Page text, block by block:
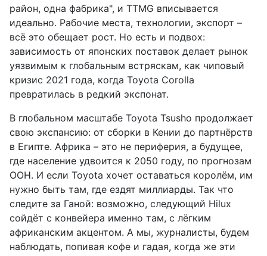
район, одна фабрика", и TTMG вписывается
идеально. Рабочие места, технологии, экспорт –
всё это обещает рост. Но есть и подвох:
зависимость от японских поставок делает рынок
уязвимым к глобальным встряскам, как чиповый
кризис 2021 года, когда Toyota Corolla
превратилась в редкий экспонат.
В глобальном масштабе Toyota Tsusho продолжает
свою экспансию: от сборки в Кении до партнёрств
в Египте. Африка – это не периферия, а будущее,
где население удвоится к 2050 году, по прогнозам
ООН. И если Toyota хочет оставаться королём, им
нужно быть там, где ездят миллиарды. Так что
следите за Ганой: возможно, следующий Hilux
сойдёт с конвейера именно там, с лёгким
африканским акцентом. А мы, журналисты, будем
наблюдать, попивая кофе и гадая, когда же эти